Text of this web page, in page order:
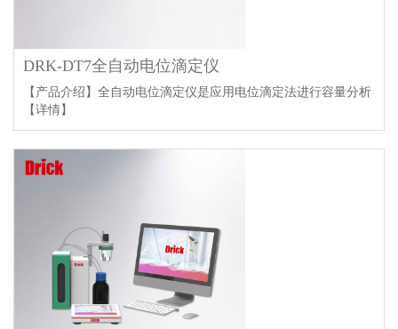
DRK-DT7全自动电位滴定仪
【产品介绍】全自动电位滴定仪是应用电位滴定法进行容量分析
【详情】